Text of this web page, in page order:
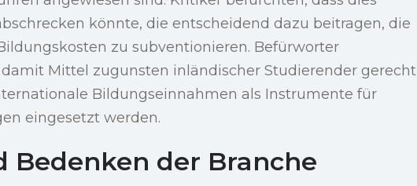
könnte, die entscheidend dazu beitragen, die
zu subventionieren. Befürworter
Mittel zugunsten inländischer Studierender gerecht
Bildungseinnahmen als Instrumente für
eingesetzt werden.
Bedenken der Branche